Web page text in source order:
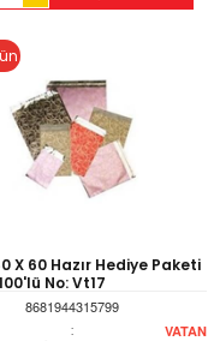
X 60 Hazır Hediye Paketi
No: Vt17
8681944315799
: VATAN